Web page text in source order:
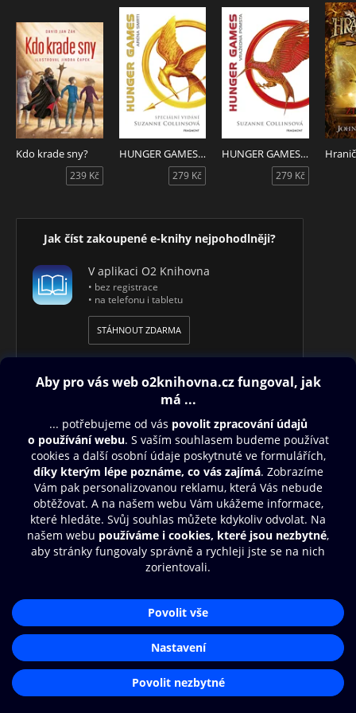
Kdo krade sny?
239 Kč
HUNGER GAMES - Aréna smrti (speciální vydání)
279 Kč
HUNGER GAMES - Vražedná pomsta
279 Kč
Jak číst zakoupené e-knihy nejpohodlněji?
V aplikaci O2 Knihovna
• bez registrace
• na telefonu i tabletu
STÁHNOUT ZDARMA
Obsah ke stažení
Moje O2 Knihovna
Další zábava
© O2 Czech Republic a.s.
Zásady zpracování osobních údajů
Nastavení cookies
Aplikace O2 Knihovna
Čti a poslouchej své e-knihy a
audioknihy rychleji a pohodlněji.